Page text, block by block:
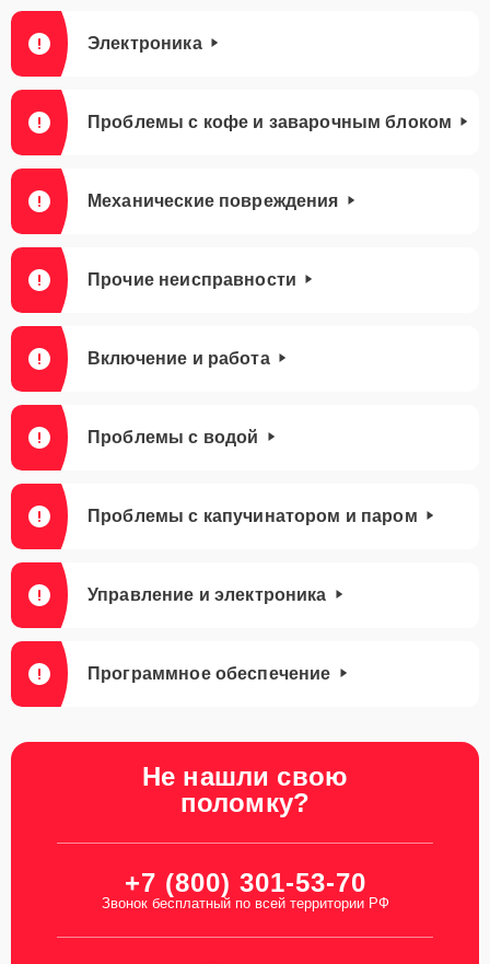
Электроника
Проблемы с кофе и заварочным блоком
Механические повреждения
Прочие неисправности
Включение и работа
Проблемы с водой
Проблемы с капучинатором и паром
Управление и электроника
Программное обеспечение
Не нашли свою
поломку?
+7 (800) 301-53-70
Звонок бесплатный по всей территории РФ